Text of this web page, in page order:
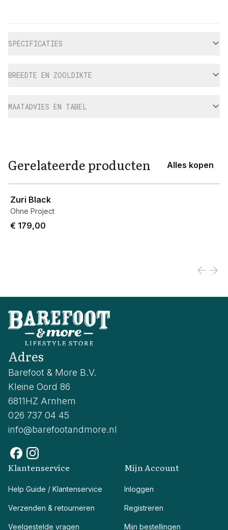
SPECIFICATIES
BREEDTE EN ZOOLDIKTE
MAATADVIES EN TABEL
Gerelateerde producten Alles kopen
Zuri Black
Ohne Project
€ 179,00
Adres
Barefoot & More B.V.
Kleine Oord 86
6811HZ Arnhem
026 737 04 45
info@barefootandmore.nl
Klantenservice
Help Guide / Klantenservice
Verzenden & retourneren
Veelgestelde vragen
Mijn Account
Inloggen
Registreren
Mijn bestellingen